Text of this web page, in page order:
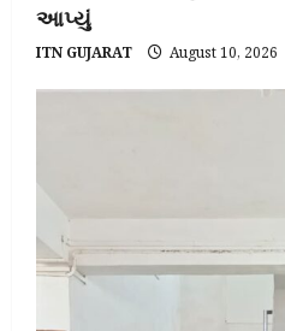
આપ્યું
ITN GUJARAT August 10, 2026